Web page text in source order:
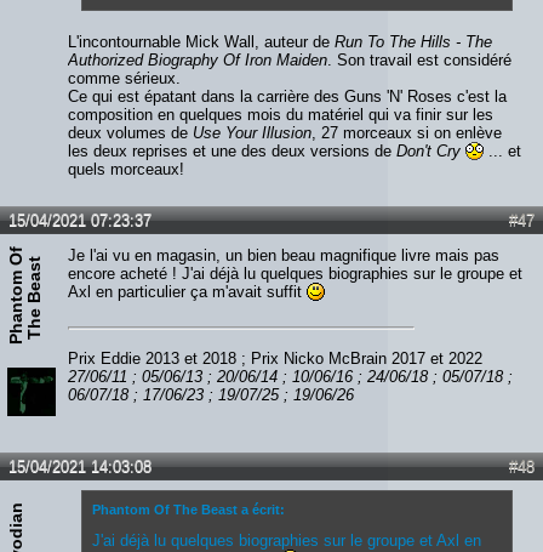
L'incontournable Mick Wall, auteur de Run To The Hills - The
Authorized Biography Of Iron Maiden. Son travail est considéré
comme sérieux.
Ce qui est épatant dans la carrière des Guns 'N' Roses c'est la
composition en quelques mois du matériel qui va finir sur les
deux volumes de Use Your Illusion, 27 morceaux si on enlève
les deux reprises et une des deux versions de Don't Cry
... et
quels morceaux!
#47
15/04/2021 07:23:37
P
h
a
n
t
o
m
O
f
T
h
e
B
e
a
st
Je l'ai vu en magasin, un bien beau magnifique livre mais pas
encore acheté ! J'ai déjà lu quelques biographies sur le groupe et
Axl en particulier ça m'avait suffit
Prix Eddie 2013 et 2018 ; Prix Nicko McBrain 2017 et 2022
27/06/11 ; 05/06/13 ; 20/06/14 ; 10/06/16 ; 24/06/18 ; 05/07/18 ;
06/07/18 ; 17/06/23 ; 19/07/25 ; 19/06/26
#48
15/04/2021 14:03:08
Phantom Of The Beast a écrit:
J'ai déjà lu quelques biographies sur le groupe et Axl en